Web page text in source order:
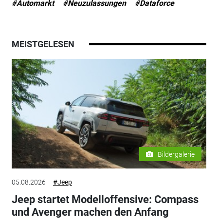
#Automarkt #Neuzulassungen #Dataforce
MEISTGELESEN
Bildergalerie
05.08.2026 #Jeep
Jeep startet Modelloffensive: Compass
und Avenger machen den Anfang